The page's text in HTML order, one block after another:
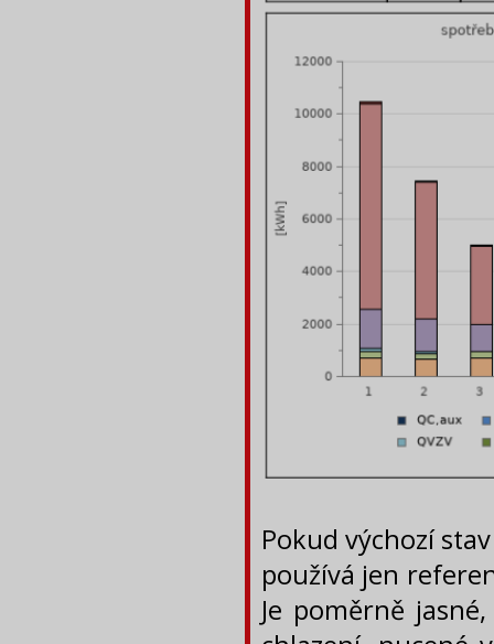
Pokud výchozí
používá jen
Je poměrně